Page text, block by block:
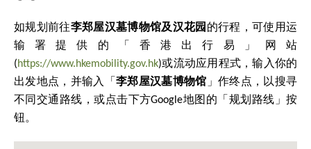
如规划前往李郑屋汉墓博物馆及汉花园 的行程，可使用运
输署提供的「香港出行易」网站
(https://www.hkemobility.gov.hk)或流动应用程式，输入你的
出发地点，并输入「 李郑屋汉墓博物馆 」作终点，以搜寻
不同交通路线，或点击下方Google地图的「规划路线」按
钮。